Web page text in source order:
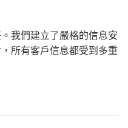
我們建立了嚴格的信息安
所有客戶信息都受到多重